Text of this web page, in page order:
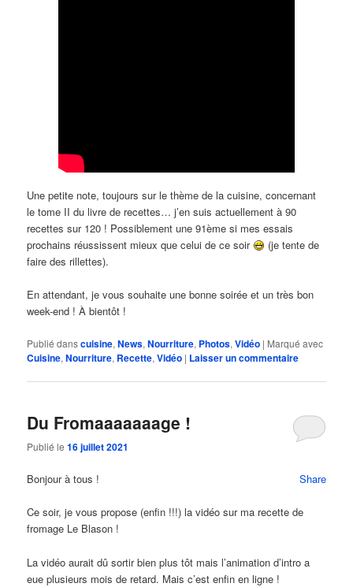
Une petite note, toujours sur le thème de la cuisine, concernant
le tome II du livre de recettes… j’en suis actuellement à 90
recettes sur 120 ! Possiblement une 91ème si mes essais
prochains réussissent mieux que celui de ce soir
(je tente de
faire des rillettes).
En attendant, je vous souhaite une bonne soirée et un très bon
week-end ! À bientôt !
Publié danscuisine,News,Nourriture, Photos,Vidéo | Marqué avec
Cuisine,Nourriture, Recette,Vidéo | Laisser un commentaire
Du Fromaaaaaaage !
Publié le16 juillet 2021
Share
Bonjour à tous !
Ce soir, je vous propose (enfin !!!) la vidéo sur ma recette de
fromage Le Blason !
La vidéo aurait dû sortir bien plus tôt mais l’animation d’intro a
eue plusieurs mois de retard. Mais c’est enfin en ligne !